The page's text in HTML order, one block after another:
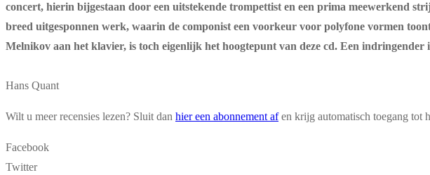
concert, hierin bijgestaan door een uitstekende trompettist en een prima meewerkend
breed uitgesponnen werk, waarin de componist een voorkeur voor polyfone vormen
Melnikov aan het klavier, is toch eigenlijk het hoogtepunt van deze cd. Een
Hans Quant
Wilt u meer recensies lezen? Sluit dan hier een abonnement afen krijg automatisch toegang tot
Facebook
Twitter